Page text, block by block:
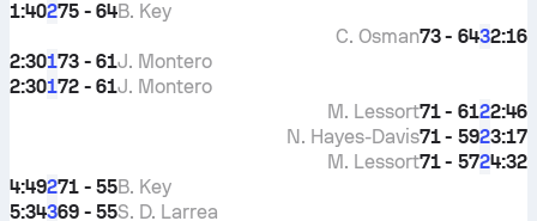
1:40275 - 64B. Key
2:16
3
73 - 64
C. Osman
2:30173 - 61J. Montero
2:30172 - 61J. Montero
2:46
2
71 - 61
M. Lessort
3:17
2
71 - 59
N. Hayes-Davis
4:32
2
71 - 57
M. Lessort
4:49271 - 55B. Key
5:34369 - 55S. D. Larrea